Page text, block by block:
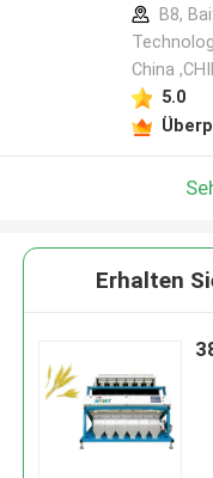
B8,
China
5.0
Erhalten